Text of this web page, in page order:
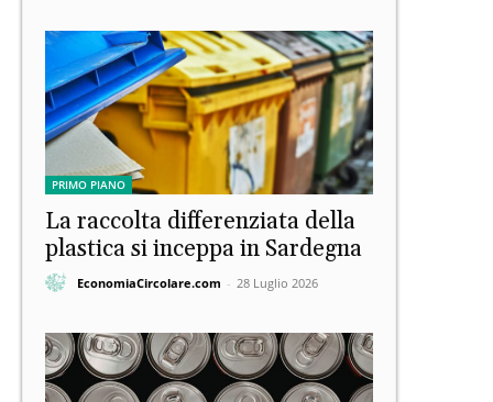
PRIMO PIANO
La raccolta differenziata della
plastica si inceppa in Sardegna
EconomiaCircolare.com - 28 Luglio 2026